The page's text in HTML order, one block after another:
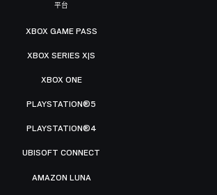
平台
XBOX GAME PASS
XBOX SERIES X|S
XBOX ONE
PLAYSTATION®5
PLAYSTATION®4
UBISOFT CONNECT
AMAZON LUNA